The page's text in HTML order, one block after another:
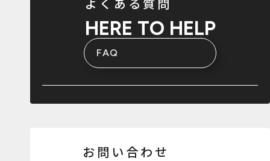
HERE TO HELP
FAQ
お問い合わせ